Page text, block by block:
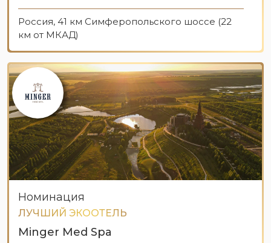
Россия, 41 км Симферопольского шоссе (22
км от МКАД)
Номинация
ЛУЧШИЙ ЭКООТЕЛЬ
Minger Med Spa